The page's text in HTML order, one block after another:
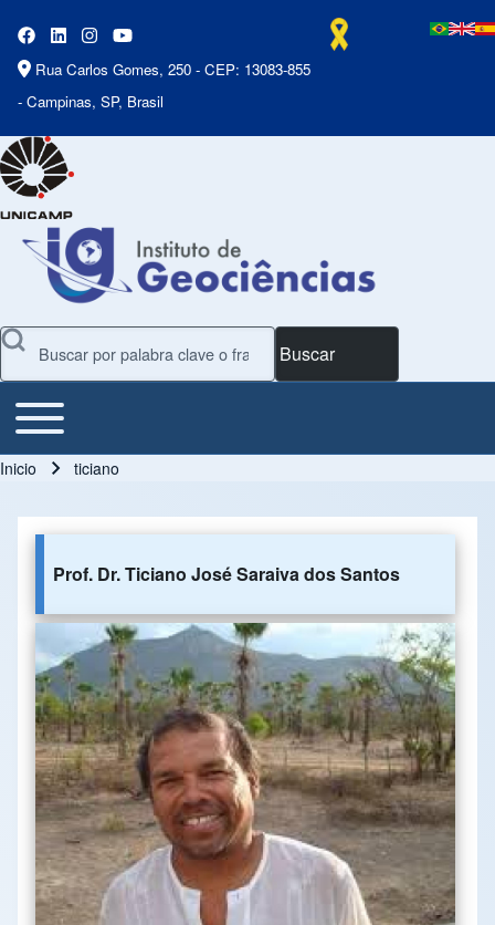
Rua Carlos Gomes, 250 - CEP: 13083-855
- Campinas, SP, Brasil
Buscar
Main Menu
Toggle main menu
Inicio ticiano
Prof. Dr. Ticiano José Saraiva dos Santos